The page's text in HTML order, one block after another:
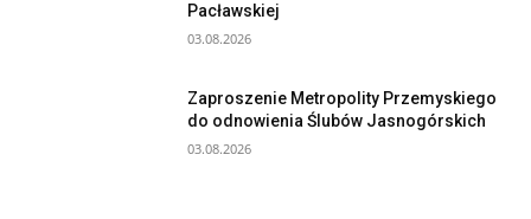
Pacławskiej
03.08.2026
Zaproszenie Metropolity Przemyskiego
do odnowienia Ślubów Jasnogórskich
03.08.2026